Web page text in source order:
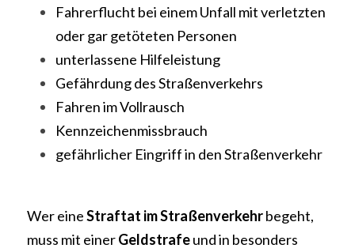
Fahrerflucht bei einem Unfall mit verletzten
oder gar getöteten Personen
unterlassene Hilfeleistung
Gefährdung des Straßenverkehrs
Fahren im Vollrausch
Kennzeichenmissbrauch
gefährlicher Eingriff in den Straßenverkehr
Wer eine Straftat im Straßenverkehr begeht,
muss mit einer Geldstrafe und in besonders